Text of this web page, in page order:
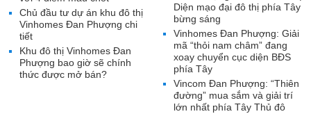
Diện mạo đại đô thị phía Tây
bừng sáng
Vinhomes Đan Phượng: Giải
mã “thỏi nam châm” đang
xoay chuyển cục diện BĐS
phía Tây
Vincom Đan Phượng: “Thiên
đường” mua sắm và giải trí
lớn nhất phía Tây Thủ đô
Chủ đầu tư dự án khu đô thị
Vinhomes Đan Phượng chi
tiết
Khu đô thị Vinhomes Đan
Phượng bao giờ sẽ chính
thức được mở bán?